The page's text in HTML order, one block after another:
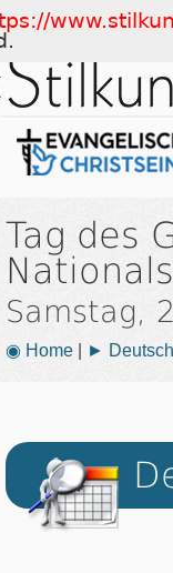
Tag des
Samstag,
◉ Home| ►